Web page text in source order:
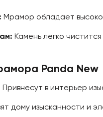
Мрамор обладает
Камень легко
Panda New
Привнесут в интерьер
дому изысканности и